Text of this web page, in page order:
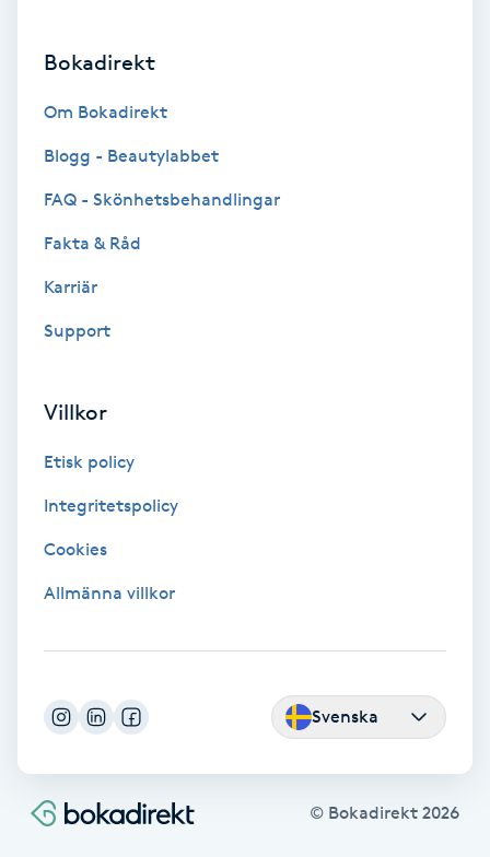
Diamantslipning
Enzympeeling
Face framing
Fettreducering
Fillers
Bokadirekt
Om Bokadirekt
Blogg - Beautylabbet
FAQ - Skönhetsbehandlingar
Fakta & Råd
Karriär
Support
Villkor
Etisk policy
Integritetspolicy
Cookies
Allmänna villkor
Svenska
© Bokadirekt 2026